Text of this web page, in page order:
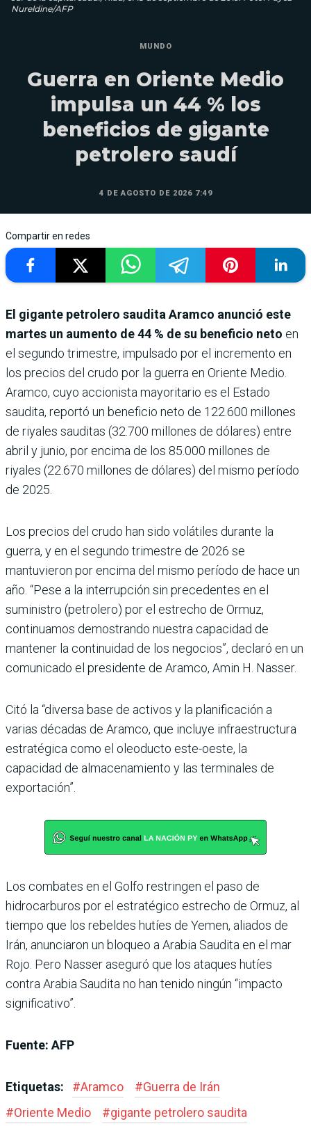
Nureldine/AFP
MUNDO
Guerra en Oriente Medio
impulsa un 44 % los
beneficios de gigante
petrolero saudí
4 DE AGOSTO DE 2026 7:49
Compartir en redes
El gigante petrolero saudita Aramco anunció este
martes un aumento de 44 % de su beneficio neto en
el segundo trimestre, impulsado por el incremento en
los precios del crudo por la guerra en Oriente Medio.
Aramco, cuyo accionista mayoritario es el Estado
saudita, reportó un beneficio neto de 122.600 millones
de riyales sauditas (32.700 millones de dólares) entre
abril y junio, por encima de los 85.000 millones de
riyales (22.670 millones de dólares) del mismo período
de 2025.
Los precios del crudo han sido volátiles durante la
guerra, y en el segundo trimestre de 2026 se
mantuvieron por encima del mismo período de hace un
año. “Pese a la interrupción sin precedentes en el
suministro (petrolero) por el estrecho de Ormuz,
continuamos demostrando nuestra capacidad de
mantener la continuidad de los negocios”, declaró en un
comunicado el presidente de Aramco, Amin H. Nasser.
Citó la “diversa base de activos y la planificación a
varias décadas de Aramco, que incluye infraestructura
estratégica como el oleoducto este-oeste, la
capacidad de almacenamiento y las terminales de
exportación”.
Los combates en el Golfo restringen el paso de
hidrocarburos por el estratégico estrecho de Ormuz, al
tiempo que los rebeldes hutíes de Yemen, aliados de
Irán, anunciaron un bloqueo a Arabia Saudita en el mar
Rojo. Pero Nasser aseguró que los ataques hutíes
contra Arabia Saudita no han tenido ningún “impacto
significativo”.
Fuente: AFP
Etiquetas: #Aramco #Guerra de Irán
#Oriente Medio #gigante petrolero saudita